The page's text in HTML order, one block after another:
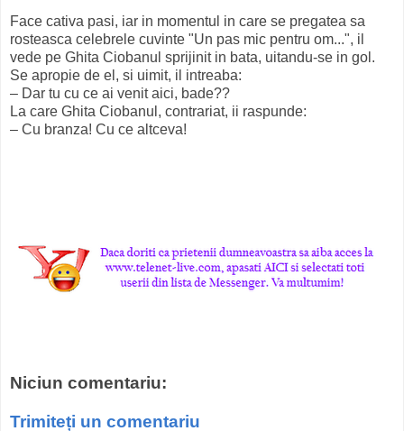
Face cativa pasi, iar in momentul in care se pregatea sa
rosteasca celebrele cuvinte "Un pas mic pentru om...", il
vede pe Ghita Ciobanul sprijinit in bata, uitandu-se in gol.
Se apropie de el, si uimit, il intreaba:
– Dar tu cu ce ai venit aici, bade??
La care Ghita Ciobanul, contrariat, ii raspunde:
– Cu branza! Cu ce altceva!
Niciun comentariu:
Trimiteți un comentariu